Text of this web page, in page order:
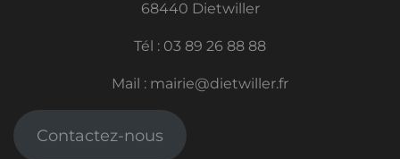
68440 Dietwiller
Tél : 03 89 26 88 88
Mail : mairie@dietwiller.fr
Contactez-nous